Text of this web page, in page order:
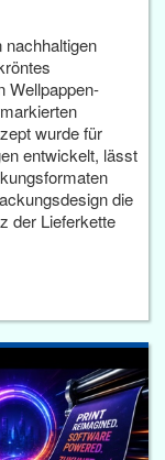
nachhaltigen
Wellpappen-
wurde für
entwickelt, lässt
die
der Lieferkette